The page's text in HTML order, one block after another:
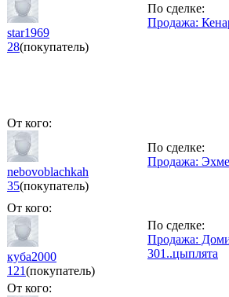
star1969
28(покупатель)
По сделке:
Продажа:
От кого:
nebovoblachkah
35(покупатель)
По сделке:
Продажа:
От кого:
куба2000
121(покупатель)
По сделке:
Продажа:
301..цыплята
От кого: